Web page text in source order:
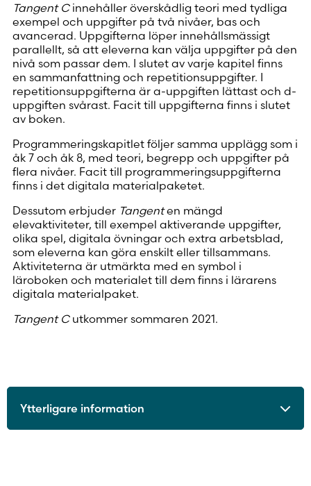
Tangent Cinnehåller överskådlig teori med tydliga
exempel och uppgifter på två nivåer, bas och
avancerad. Uppgifterna löper innehållsmässigt
parallellt, så att eleverna kan välja uppgifter på den
nivå som passar dem. I slutet av varje kapitel finns
en sammanfattning och repetitionsuppgifter. I
repetitionsuppgifterna är a-uppgiften lättast och d-
uppgiften svårast. Facit till uppgifterna finns i slutet
av boken.
Programmeringskapitlet följer samma upplägg som i
åk 7 och åk 8, med teori, begrepp och uppgifter på
flera nivåer. Facit till programmeringsuppgifterna
finns i det digitala materialpaketet.
Dessutom erbjuder Tangenten mängd
elevaktiviteter, till exempel aktiverande uppgifter,
olika spel, digitala övningar och extra arbetsblad,
som eleverna kan göra enskilt eller tillsammans.
Aktiviteterna är utmärkta med en symbol i
läroboken och materialet till dem finns i lärarens
digitala materialpaket.
Tangent Cutkommer sommaren 2021.
Ytterligare information